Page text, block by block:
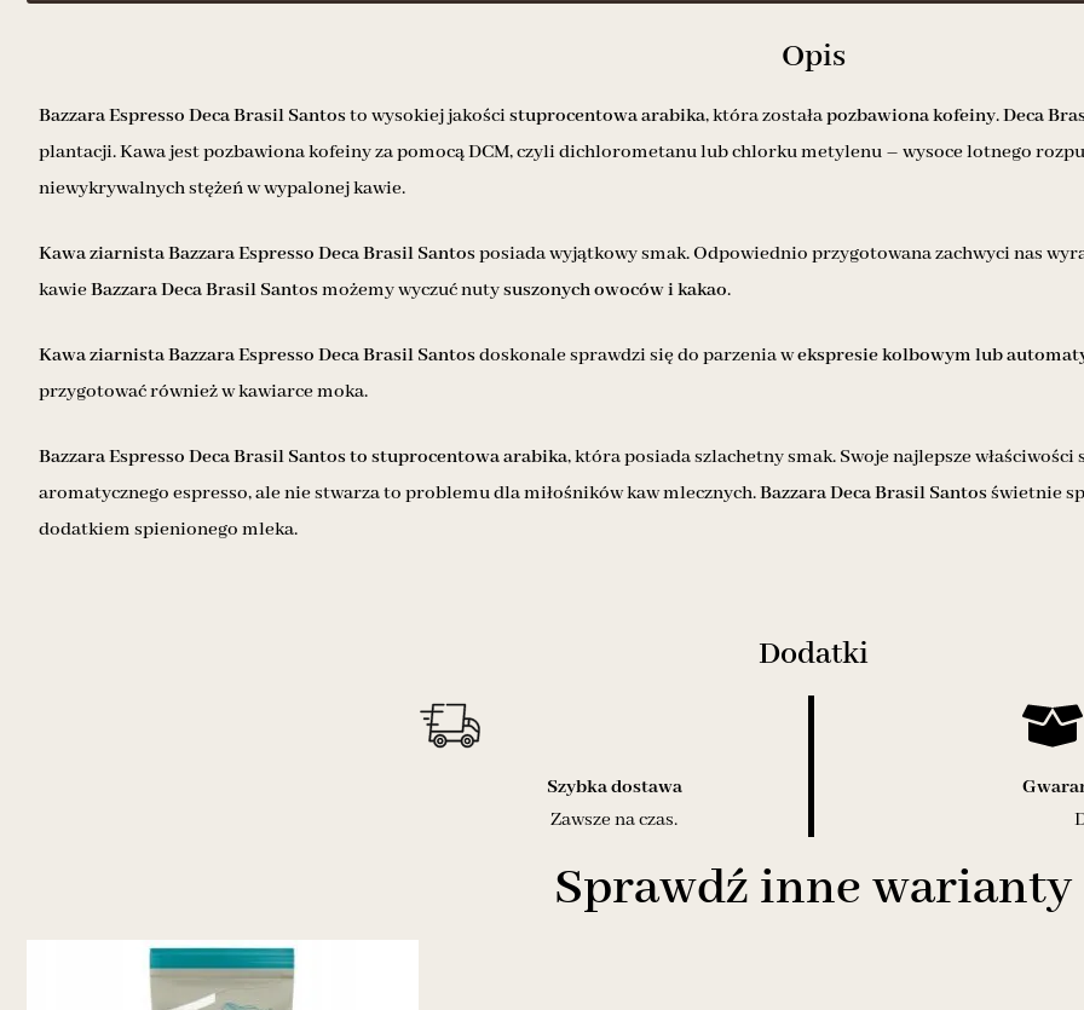
Opis
Bazzara Espresso Deca Brasil Santos to wysokiej jakościstuprocentowa arabika, która zostałapozbawiona kofeiny.Deca
plantacji. Kawa jest pozbawiona kofeiny za pomocą DCM, czyli dichlorometanu lub chlorku metylenu – wysoce lotnego
niewykrywalnych stężeń w wypalonej kawie.
Kawa ziarnista Bazzara Espresso Deca Brasil Santos posiada wyjątkowy smak. Odpowiednio przygotowana zachwyci nas
kawieBazzara Deca Brasil Santos możemy wyczuć nutysuszonych owoców i kakao.
Kawa ziarnista Bazzara Espresso Deca Brasil Santos doskonale sprawdzi się do parzenia wekspresie kolbowym lub
przygotować również w kawiarce moka.
Bazzara Espresso Deca Brasil Santos to stuprocentowa arabika, która posiada szlachetny smak. Swoje najlepsze
aromatycznego espresso, ale nie stwarza to problemu dla miłośników kaw mlecznych.Bazzara Deca Brasil Santos świetnie
dodatkiem spienionego mleka.
Dodatki
Szybka dostawa
Zawsze na czas.
Sprawdź inne warianty